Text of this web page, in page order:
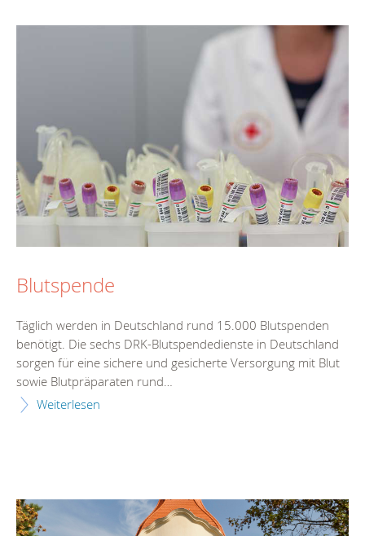
Blutspende
Täglich werden in Deutschland rund 15.000 Blutspenden
benötigt. Die sechs DRK-Blutspendedienste in Deutschland
sorgen für eine sichere und gesicherte Versorgung mit Blut
sowie Blutpräparaten rund…
Weiterlesen